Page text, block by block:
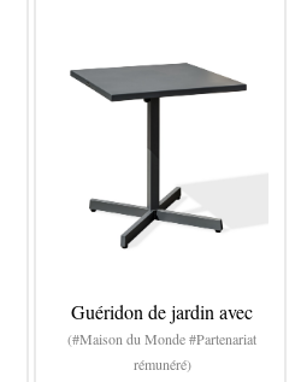
Guéridon de jardin avec
(#Maison du Monde #Partenariat
rémunéré)